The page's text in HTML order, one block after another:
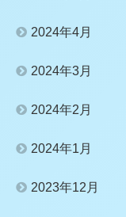
2024年4月
2024年3月
2024年2月
2024年1月
2023年12月